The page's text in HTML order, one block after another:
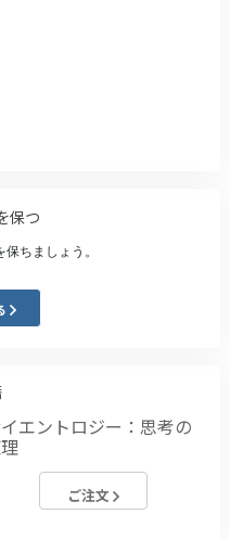
保つ
ちましょう。
エントロジー：思考の
ご注文